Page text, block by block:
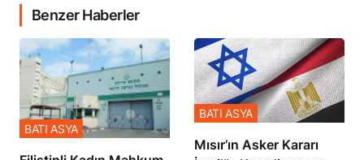
Benzer Haberler
BATI ASYA
Mısır’ın Asker Kararı
BATI ASYA